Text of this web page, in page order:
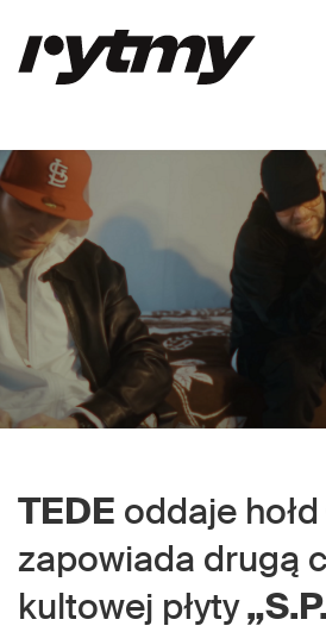
TEDE oddaje hołd
zapowiada drugą
kultowej płyty